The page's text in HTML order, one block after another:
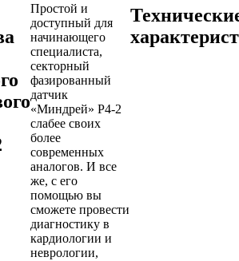
Простой и
доступный для
начинающего
специалиста,
секторный
фазированный
датчик
«Миндрей» P4-2
слабее своих
более
современных
аналогов. И все
же, с его
помощью вы
сможете провести
диагностику в
кардиологии и
неврологии,